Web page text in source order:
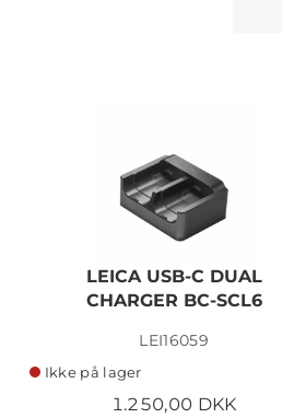
LEICA USB-C DUAL
CHARGER BC-SCL6
LEI16059
Ikke på lager
1.250,00 DKK